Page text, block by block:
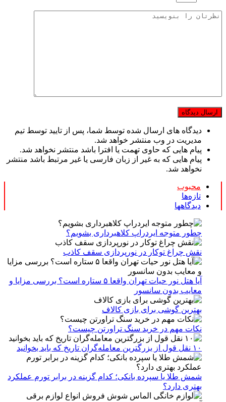
دیدگاه های ارسال شده توسط شما، پس از تایید توسط تیم
مدیریت در وب منتشر خواهد شد.
پیام هایی که حاوی تهمت یا افترا باشد منتشر نخواهد شد.
پیام هایی که به غیر از زبان فارسی یا غیر مرتبط باشد منتشر
نخواهد شد.
محبوب
تازه‌ها
دیدگاهها
چطور متوجه ایردراپ کلاهبرداری بشویم؟
نقش چراغ توکار در نورپردازی سقف کاذب
آیا هتل نور حیات تهران واقعا ۵ ستاره است؟ بررسی مزایا و
معایب بدون سانسور
بهترین گوشی برای بازی کالاف
نکات مهم در خرید سنگ تراورتن چیست؟
۱۰ نقل قول از بزرگترین معامله‌گران تاریخ که باید بخوانید
شمش طلا یا سپرده بانکی؛ کدام گزینه در برابر تورم عملکرد
بهتری دارد؟